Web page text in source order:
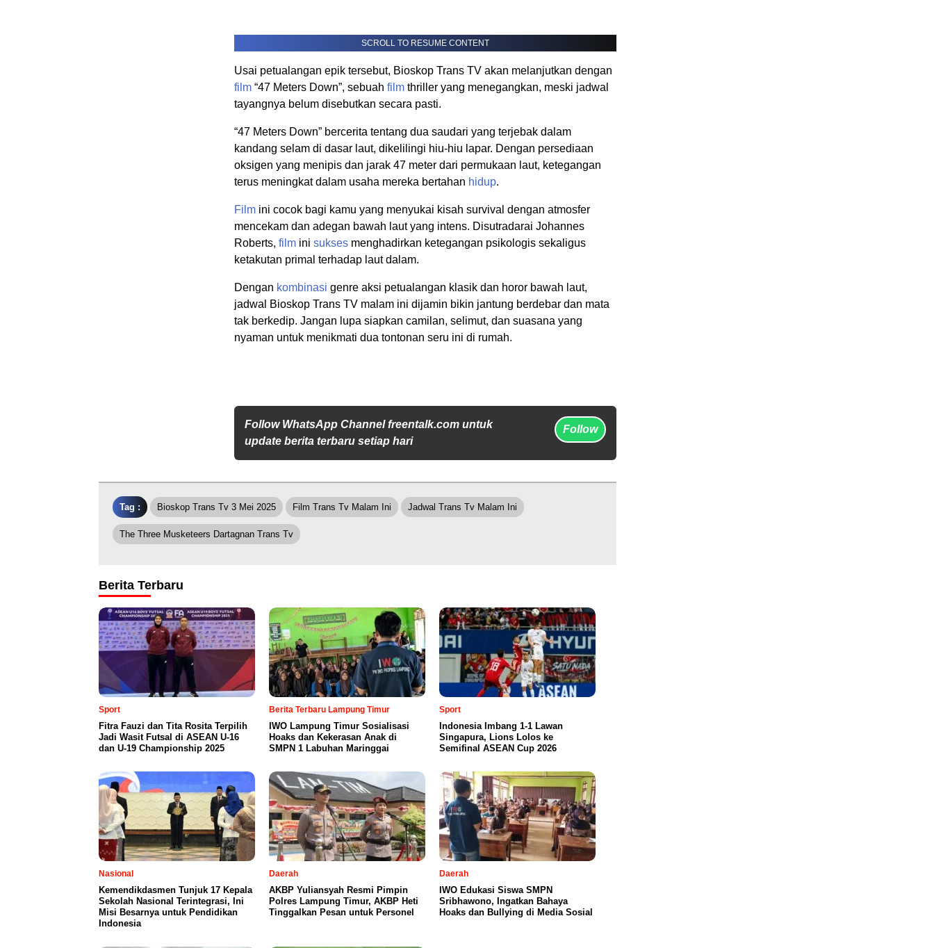
SCROLL TO RESUME CONTENT
Usai petualangan epik tersebut, Bioskop Trans TV akan melanjutkan dengan
film “47 Meters Down”, sebuah film thriller yang menegangkan, meski jadwal
tayangnya belum disebutkan secara pasti.
“47 Meters Down” bercerita tentang dua saudari yang terjebak dalam
kandang selam di dasar laut, dikelilingi hiu-hiu lapar. Dengan persediaan
oksigen yang menipis dan jarak 47 meter dari permukaan laut, ketegangan
terus meningkat dalam usaha mereka bertahan hidup.
Film ini cocok bagi kamu yang menyukai kisah survival dengan atmosfer
mencekam dan adegan bawah laut yang intens. Disutradarai Johannes
Roberts, film ini sukses menghadirkan ketegangan psikologis sekaligus
ketakutan primal terhadap laut dalam.
Dengan kombinasi genre aksi petualangan klasik dan horor bawah laut,
jadwal Bioskop Trans TV malam ini dijamin bikin jantung berdebar dan mata
tak berkedip. Jangan lupa siapkan camilan, selimut, dan suasana yang
nyaman untuk menikmati dua tontonan seru ini di rumah.
Follow WhatsApp Channel freentalk.com untuk
update berita terbaru setiap hari
Follow
Tag : Bioskop Trans Tv 3 Mei 2025 Film Trans Tv Malam Ini Jadwal Trans Tv Malam Ini
The Three Musketeers Dartagnan Trans Tv
Berita Terbaru
Sport
Fitra Fauzi dan Tita Rosita Terpilih
Jadi Wasit Futsal di ASEAN U-16
dan U-19 Championship 2025
Berita Terbaru Lampung Timur
IWO Lampung Timur Sosialisasi
Hoaks dan Kekerasan Anak di
SMPN 1 Labuhan Maringgai
Sport
Indonesia Imbang 1-1 Lawan
Singapura, Lions Lolos ke
Semifinal ASEAN Cup 2026
Nasional
Kemendikdasmen Tunjuk 17 Kepala
Sekolah Nasional Terintegrasi, Ini
Misi Besarnya untuk Pendidikan
Indonesia
Daerah
AKBP Yuliansyah Resmi Pimpin
Polres Lampung Timur, AKBP Heti
Tinggalkan Pesan untuk Personel
Daerah
IWO Edukasi Siswa SMPN
Sribhawono, Ingatkan Bahaya
Hoaks dan Bullying di Media Sosial